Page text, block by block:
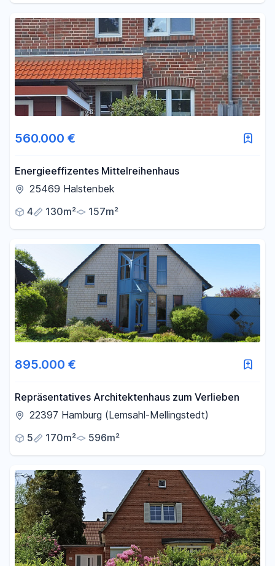
560.000 €
Energieeffizentes Mittelreihenhaus
25469 Halstenbek
4
130m² 157m²
895.000 €
Repräsentatives Architektenhaus zum Verlieben
22397 Hamburg (Lemsahl-Mellingstedt)
5
170m² 596m²